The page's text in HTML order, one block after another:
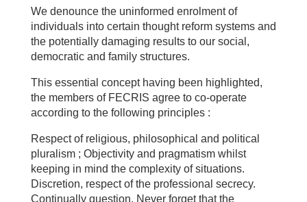
We denounce the uninformed enrolment of
individuals into certain thought reform systems and
the potentially damaging results to our social,
democratic and family structures.
This essential concept having been highlighted,
the members of FECRIS agree to co-operate
according to the following principles :
Respect of religious, philosophical and political
pluralism ; Objectivity and pragmatism whilst
keeping in mind the complexity of situations.
Discretion, respect of the professional secrecy.
Continually question. Never forget that the